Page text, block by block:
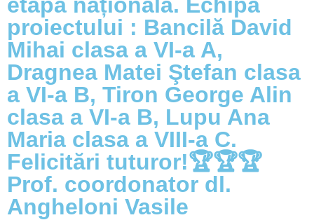
proiectului : Bancilă David
Mihai clasa a VI-a A,
Dragnea Matei Ştefan clasa
a VI-a B, Tiron George Alin
clasa a VI-a B, Lupu Ana
Maria clasa a VIII-a C.
Felicitări tuturor!🏆🏆🏆
Prof. coordonator dl.
Angheloni Vasile